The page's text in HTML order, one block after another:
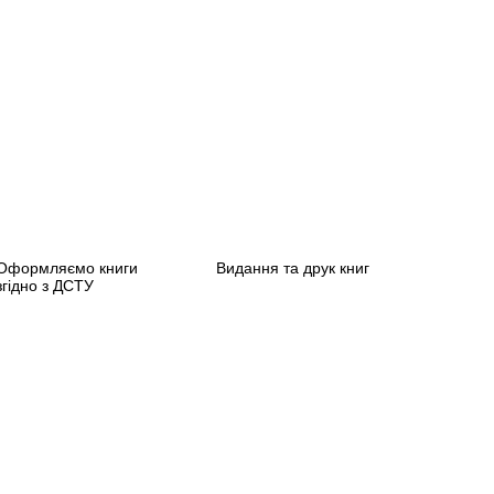
книги
з ДСТУ
Видання та друк книг